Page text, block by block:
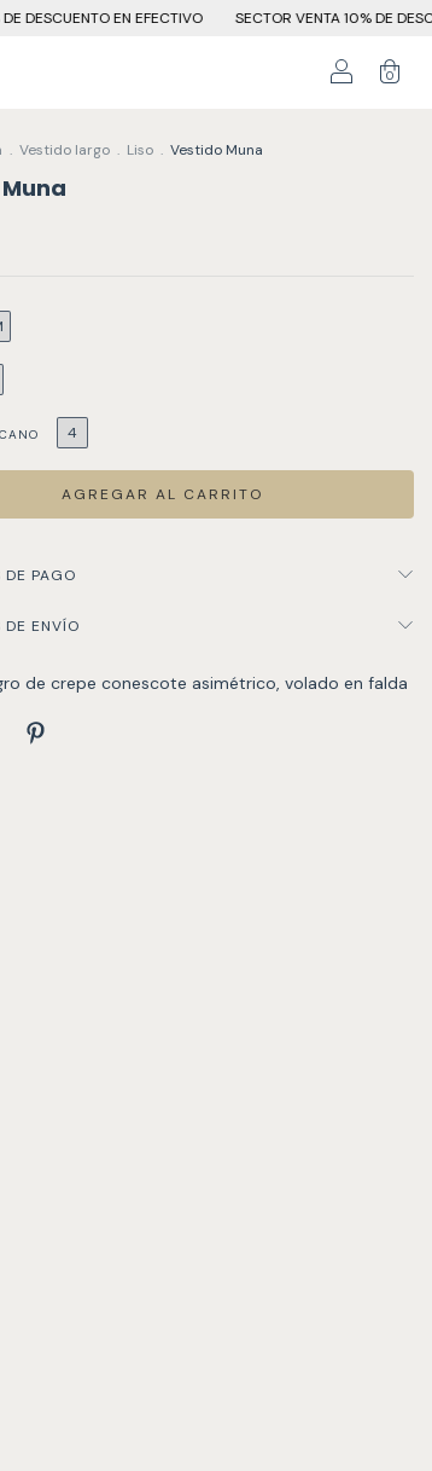
SECTOR VENTA 10% DE DESCUENTO EN EFECTIVO
0
. Vestido largo . Liso . Vestido Muna
4
DE PAGO
DE ENVÍO
de crepe conescote asimétrico, volado en falda